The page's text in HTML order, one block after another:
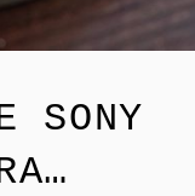
SONY